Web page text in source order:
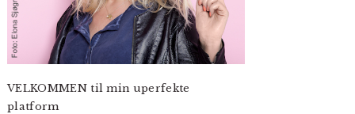
VELKOMMEN til min uperfekte
platform